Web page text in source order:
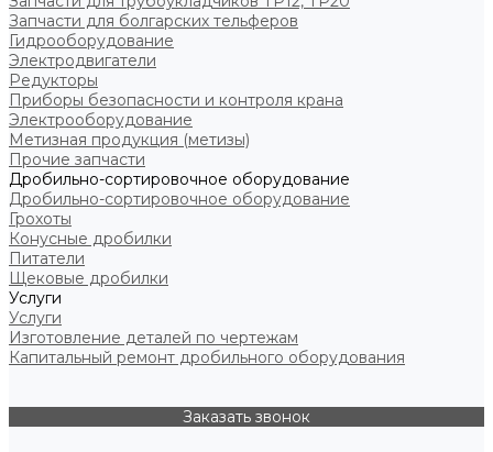
Запчасти для болгарских тельферов
Гидрооборудование
Электродвигатели
Редукторы
Приборы безопасности и контроля крана
Электрооборудование
Метизная продукция (метизы)
Прочие запчасти
Дробильно-сортировочное оборудование
Дробильно-сортировочное оборудование
Грохоты
Конусные дробилки
Питатели
Щековые дробилки
Услуги
Услуги
Изготовление деталей по чертежам
Капитальный ремонт дробильного оборудования
Заказать звонок